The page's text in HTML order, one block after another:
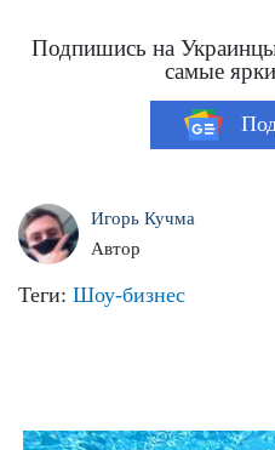
Подпишись на
самые
Игорь Кучма
Автор
Теги: Шоу-бизнес